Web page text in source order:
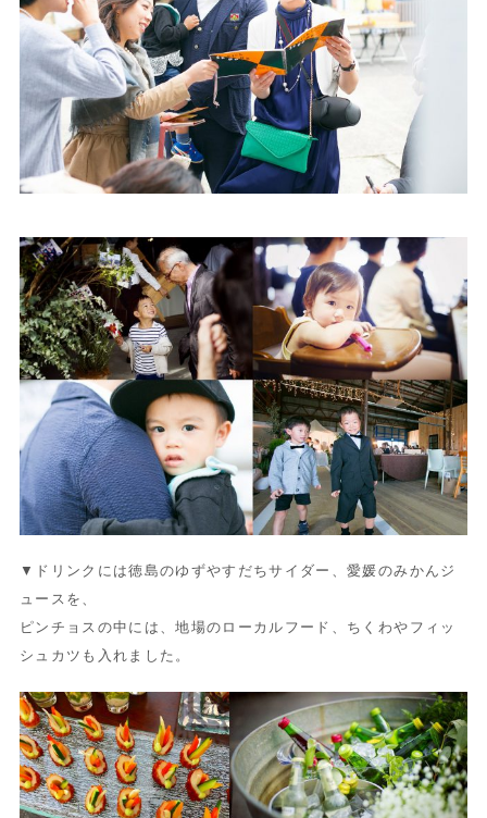
▼ドリンクには徳島のゆずやすだちサイダー、愛媛のみかんジ
ュースを、
ピンチョスの中には、地場のローカルフード、ちくわやフィッ
シュカツも入れました。